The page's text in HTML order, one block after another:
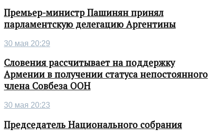
Премьер-министр Пашинян принял
парламентскую делегацию Аргентины
30 мая 20:29
Словения рассчитывает на поддержку
Армении в получении статуса непостоянного
члена Совбеза ООН
30 мая 20:23
Председатель Национального собрания